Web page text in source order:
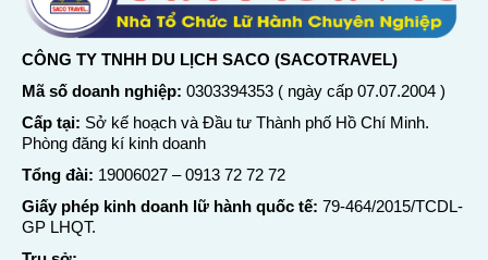
CÔNG TY TNHH DU LỊCH SACO (SACOTRAVEL)
Mã số doanh nghiệp: 0303394353 ( ngày cấp 07.07.2004 )
Cấp tại: Sở kế hoạch và Đầu tư Thành phố Hồ Chí Minh.
Phòng đăng kí kinh doanh
Tổng đài: 19006027 –0913 72 72 72
Giấy phép kinh doanh lữ hành quốc tế: 79-464/2015/TCDL-
GP LHQT.